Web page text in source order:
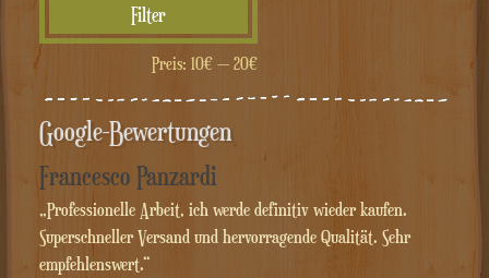
Preis
Preis
Filter
Preis: 10€— 20€
Google-Bewertungen
Francesco Panzardi
„Professionelle Arbeit, ich werde definitiv wieder kaufen.
Superschneller Versand und hervorragende Qualität. Sehr
empfehlenswert.“